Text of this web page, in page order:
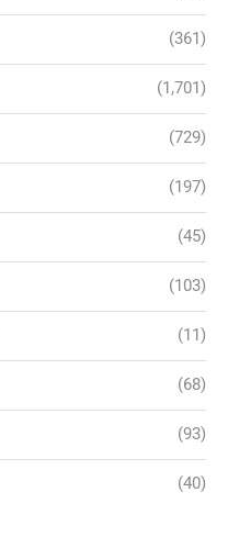
(361)
(1,701)
(729)
(197)
(45)
(103)
(11)
(68)
(93)
(40)